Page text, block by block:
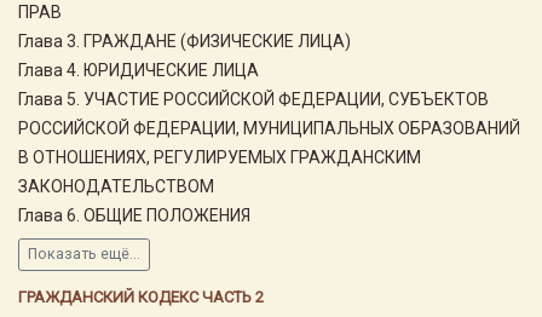
ПРАВ
Глава 3. ГРАЖДАНЕ (ФИЗИЧЕСКИЕ ЛИЦА)
Глава 4. ЮРИДИЧЕСКИЕ ЛИЦА
Глава 5. УЧАСТИЕ РОССИЙСКОЙ ФЕДЕРАЦИИ, СУБЪЕКТОВ
РОССИЙСКОЙ ФЕДЕРАЦИИ, МУНИЦИПАЛЬНЫХ ОБРАЗОВАНИЙ
В ОТНОШЕНИЯХ, РЕГУЛИРУЕМЫХ ГРАЖДАНСКИМ
ЗАКОНОДАТЕЛЬСТВОМ
Глава 6. ОБЩИЕ ПОЛОЖЕНИЯ
Показать ещё...
ГРАЖДАНСКИЙ КОДЕКС ЧАСТЬ 2